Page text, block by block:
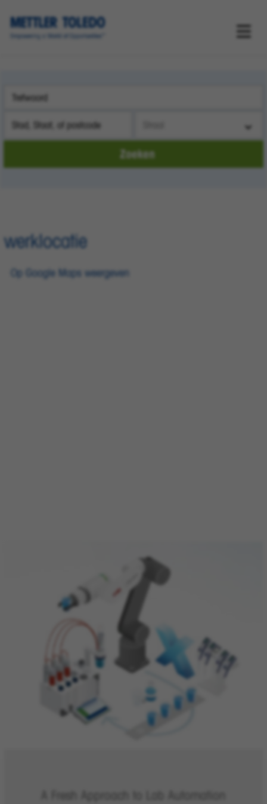
Zoeken op trefwoorden
Stad, Staat, of postcode
Zoeken
werklocatie
Op Google Maps weergeven